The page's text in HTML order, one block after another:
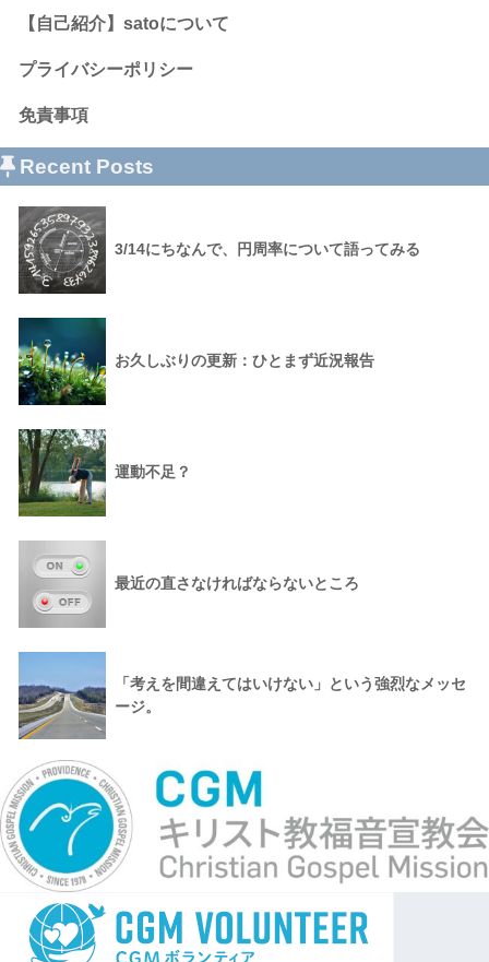
【自己紹介】satoについて
プライバシーポリシー
免責事項
Recent Posts
3/14にちなんで、円周率について語ってみる
お久しぶりの更新：ひとまず近況報告
運動不足？
最近の直さなければならないところ
「考えを間違えてはいけない」という強烈なメッセ
ージ。